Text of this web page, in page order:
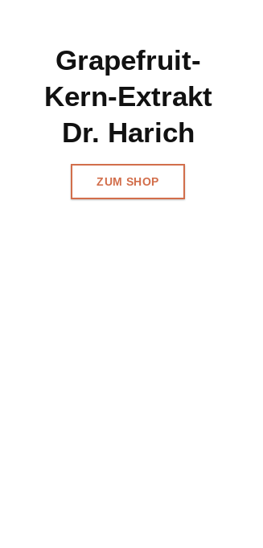
Grapefruit-
Kern-Extrakt
Dr. Harich
ZUM SHOP